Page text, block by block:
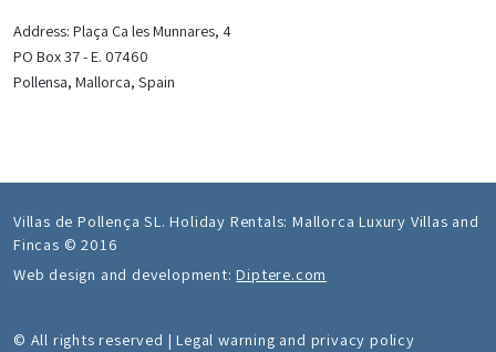
Address: Plaça Ca les Munnares, 4
PO Box 37 - E. 07460
Pollensa, Mallorca, Spain
Villas de Pollença SL. Holiday Rentals: Mallorca Luxury Villas and
Fincas © 2016
Web design and development: Diptere.com
© All rights reserved | Legal warning and privacy policy